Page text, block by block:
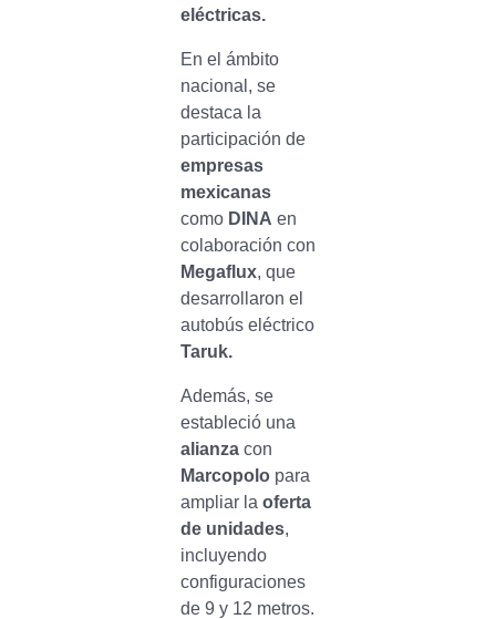
eléctricas.
En el ámbito
nacional, se
destaca la
participación de
empresas
mexicanas
como DINA en
colaboración con
Megaflux, que
desarrollaron el
autobús eléctrico
Taruk.
Además, se
estableció una
alianzacon
Marcopolopara
ampliar la oferta
de unidades,
incluyendo
configuraciones
de 9 y 12 metros.